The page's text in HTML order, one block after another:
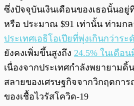
ซึ่งปัจจุบันเงินเดือนของเธอนั้นอยู่
หรือ ประมาณ $91 เท่านั้น ท่ามกล
ประเทศเอธิโอเปียที่พุ่งเกินกว่าร
ยังคงเพิ่มขึ้นสูงถึง 24.5% ในเดือ
เนื่องจากประเทศกำลังพยายาม
สลายของเศรษฐกิจจากวิกฤตกา
ของเชื้อไวรัสโควิด-19